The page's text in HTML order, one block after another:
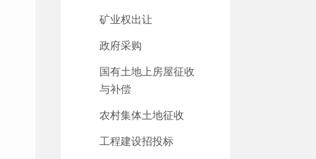
矿业权出让
政府采购
国有土地上房屋征收
与补偿
农村集体土地征收
工程建设招投标